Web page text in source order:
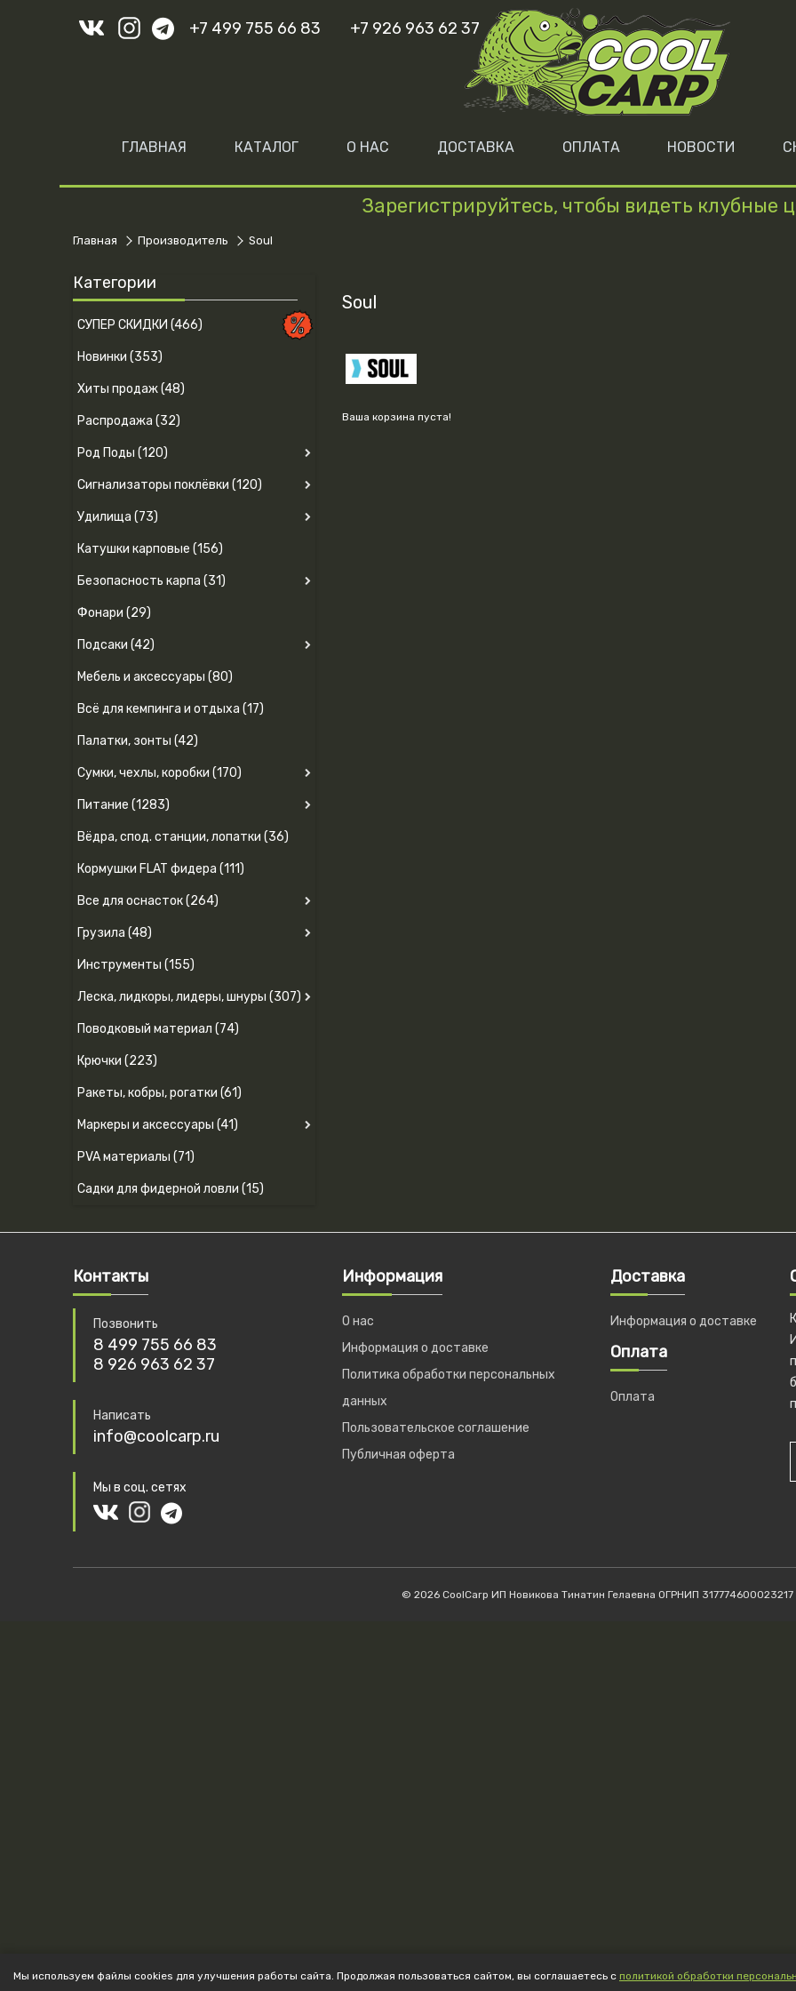
+7 499 755 66 83 +7 926 963 62 37
ГЛАВНАЯ КАТАЛОГ О НАС ДОСТАВКА ОПЛАТА НОВОСТИ
Зарегистрируйтесь, чтобы видеть клубные
Главная Производитель Soul
Категории
СУПЕР СКИДКИ (466)
Новинки (353)
Хиты продаж (48)
Распродажа (32)
Род Поды (120)
Сигнализаторы поклёвки (120)
Удилища (73)
Катушки карповые (156)
Безопасность карпа (31)
Фонари (29)
Подсаки (42)
Мебель и аксессуары (80)
Всё для кемпинга и отдыха (17)
Палатки, зонты (42)
Сумки, чехлы, коробки (170)
Питание (1283)
Вёдра, спод. станции, лопатки (36)
Кормушки FLAT фидера (111)
Все для оснасток (264)
Грузила (48)
Инструменты (155)
Леска, лидкоры, лидеры, шнуры (307)
Поводковый материал (74)
Крючки (223)
Ракеты, кобры, рогатки (61)
Маркеры и аксессуары (41)
PVA материалы (71)
Садки для фидерной ловли (15)
Soul
Ваша корзина пуста!
Контакты
Позвонить
8 499 755 66 83
8 926 963 62 37
Написать
info@coolcarp.ru
Мы в соц. сетях
Информация
О нас
Информация о доставке
Политика обработки персональных
данных
Пользовательское соглашение
Публичная оферта
Доставка
Информация о доставке
Оплата
Оплата
© 2026 CoolCarp ИП Новикова Тинатин Гелаевна ОГРНИП 317774600023217
Мы используем файлы cookies для улучшения работы сайта. Продолжая пользоваться сайтом, вы соглашаетесь с политикой обработки